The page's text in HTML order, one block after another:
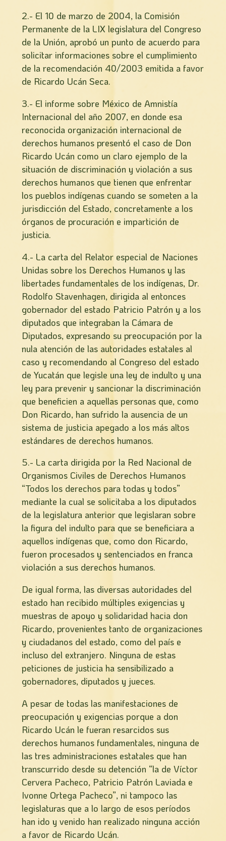
2.- El 10 de marzo de 2004, la Comisión
Permanente de la LIX legislatura del Congreso
de la Unión, aprobó un punto de acuerdo para
solicitar informaciones sobre el cumplimiento
de la recomendación 40/2003 emitida a favor
de Ricardo Ucán Seca.
3.- El informe sobre México de Amnistía
Internacional del año 2007, en donde esa
reconocida organización internacional de
derechos humanos presentó el caso de Don
Ricardo Ucán como un claro ejemplo de la
situación de discriminación y violación a sus
derechos humanos que tienen que enfrentar
los pueblos indígenas cuando se someten a la
jurisdicción del Estado, concretamente a los
órganos de procuración e impartición de
justicia.
4.- La carta del Relator especial de Naciones
Unidas sobre los Derechos Humanos y las
libertades fundamentales de los indígenas, Dr.
Rodolfo Stavenhagen, dirigida al entonces
gobernador del estado Patricio Patrón y a los
diputados que integraban la Cámara de
Diputados, expresando su preocupación por la
nula atención de las autoridades estatales al
caso y recomendando al Congreso del estado
de Yucatán que legisle una ley de indulto y una
ley para prevenir y sancionar la discriminación
que beneficien a aquellas personas que, como
Don Ricardo, han sufrido la ausencia de un
sistema de justicia apegado a los más altos
estándares de derechos humanos.
5.- La carta dirigida por la Red Nacional de
Organismos Civiles de Derechos Humanos
“Todos los derechos para todas y todos”
mediante la cual se solicitaba a los diputados
de la legislatura anterior que legislaran sobre
la figura del indulto para que se beneficiara a
aquellos indígenas que, como don Ricardo,
fueron procesados y sentenciados en franca
violación a sus derechos humanos.
De igual forma, las diversas autoridades del
estado han recibido múltiples exigencias y
muestras de apoyo y solidaridad hacia don
Ricardo, provenientes tanto de organizaciones
y ciudadanos del estado, como del país e
incluso del extranjero. Ninguna de estas
peticiones de justicia ha sensibilizado a
gobernadores, diputados y jueces.
A pesar de todas las manifestaciones de
preocupación y exigencias porque a don
Ricardo Ucán le fueran resarcidos sus
derechos humanos fundamentales, ninguna de
las tres administraciones estatales que han
transcurrido desde su detención “la de Ví­ctor
Cervera Pacheco, Patricio Patrón Laviada e
Ivonne Ortega Pacheco”, ni tampoco las
legislaturas que a lo largo de esos perí­odos
han ido y venido han realizado ninguna acción
a favor de Ricardo Ucán.